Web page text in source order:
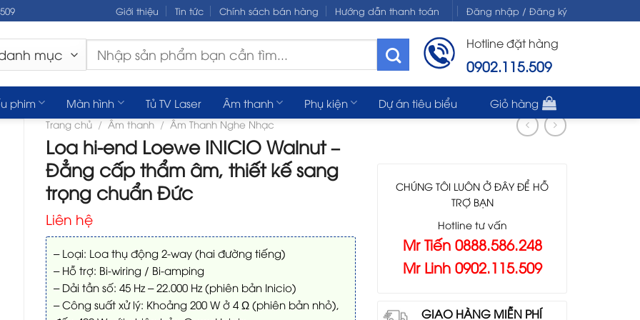
Giới thiệu Tin tức Chính sách bán hàng Hướng dẫn thanh toán Đăng nhập / Đăng ký
Tìm
kiếm:
Hotline đặt hàng
0902.115.509
phim Màn hình Tủ TV Laser Âm thanh Phụ kiện Dự án tiêu biểu Giỏ hàng
Trang chủ / Âm thanh / Âm Thanh Nghe Nhạc
Loa hi-end Loewe INICIO Walnut –
Đẳng cấp thẩm âm, thiết kế sang
trọng chuẩn Đức
Liên hệ
– Loại: Loa thụ động 2-way (hai đường tiếng)
– Hỗ trợ: Bi-wiring / Bi-amping
– Dải tần số: 45 Hz – 22.000 Hz (phiên bản Inicio)
– Công suất xử lý: Khoảng 200 W ở 4 Ω (phiên bản nhỏ),
CHÚNG TÔI LUÔN Ở ĐÂY ĐỂ HỖ
TRỢ BẠN
Hotline tư vấn
Mr Tiến 0888.586.248
Mr Linh 0902.115.509
GIAO HÀNG MIỄN PHÍ